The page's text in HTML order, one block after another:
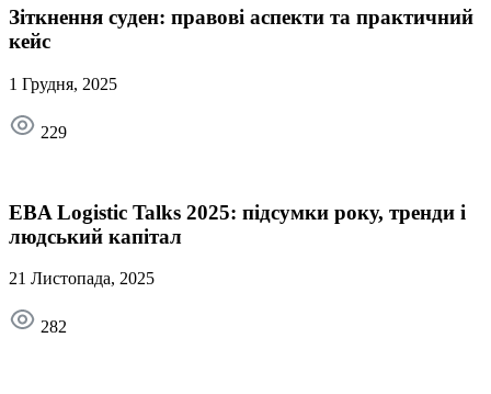
Зіткнення суден: правові аспекти та практичний
кейс
1 Грудня, 2025
229
EBA Logistic Talks 2025: підсумки року, тренди і
людський капітал
21 Листопада, 2025
282